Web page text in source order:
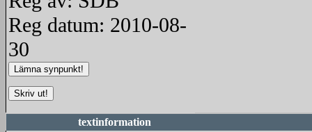
Reg datum: 2010-08-
30
textinformation